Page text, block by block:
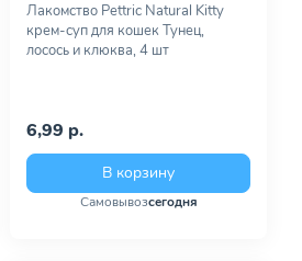
Лакомство Pettric Natural Kitty
крем-суп для кошек Тунец,
лосось и клюква, 4 шт
6,99 р.
В корзину
Самовывозсегодня